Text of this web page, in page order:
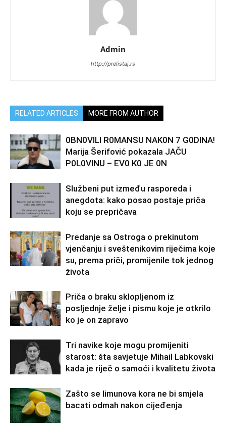
Admin
http://prelistaj.rs
RELATED ARTICLES MORE FROM AUTHOR
0BN0VlLl R0MANSU NAK0N 7 G0DlNA!
Marija Šerifović pokazala JAČU
P0L0VINU – EV0 K0 JE 0N
Službeni put između rasporeda i
anegdota: kako posao postaje priča
koju se prepričava
Predanje sa Ostroga o prekinutom
vjenčanju i sveštenikovim riječima koje
su, prema priči, promijenile tok jednog
života
Priča o braku sklopljenom iz
posljednje želje i pismu koje je otkrilo
ko je on zapravo
Tri navike koje mogu promijeniti
starost: šta savjetuje Mihail Labkovski
kada je riječ o samoći i kvalitetu života
Zašto se limunova kora ne bi smjela
bacati odmah nakon cijeđenja